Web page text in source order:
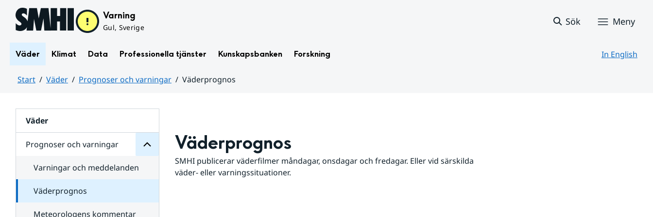
Hoppa till sidans innehåll Varning
Gul, Sverige
Sök Meny
Väder Klimat Data Professionella tjänster Kunskapsbanken Forskning In English
Start Väder Prognoser och varningar
Väderprognos
Väder
Prognoser och varningar
för
varningar
Varningar och meddelanden
Väderprognos
Meteorologens kommentar
Väderprognos
SMHI publicerar väderfilmer måndagar, onsdagar och fredagar. Eller vid särskilda
väder- eller varningssituationer.